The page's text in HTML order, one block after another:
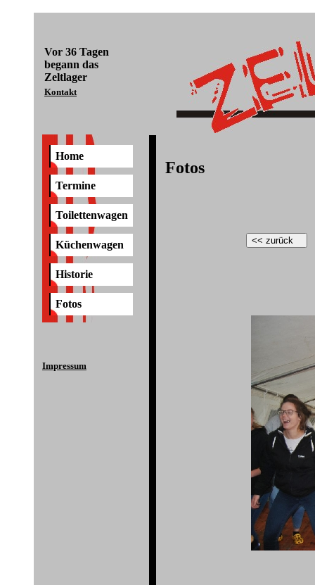
Vor 36 Tagen
begann das
Zeltlager
Kontakt
Home
Termine
Toilettenwagen
Küchenwagen
Historie
Fotos
Impressum
Fotos